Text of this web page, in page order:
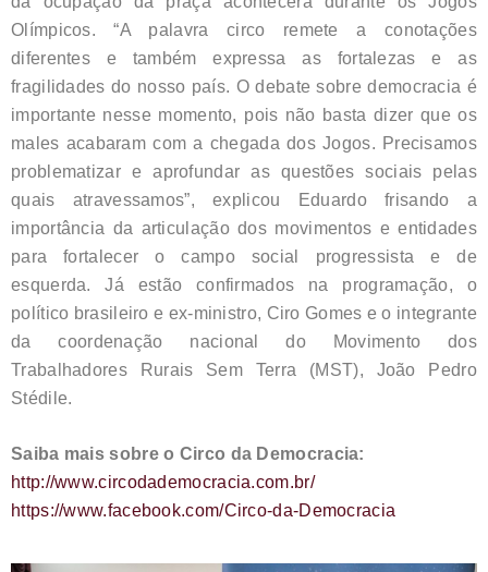
Olímpicos. “A palavra circo remete a conotações
diferentes e também expressa as fortalezas e as
fragilidades do nosso país. O debate sobre democracia é
importante nesse momento, pois não basta dizer que os
males acabaram com a chegada dos Jogos. Precisamos
problematizar e aprofundar as questões sociais pelas
quais atravessamos”, explicou Eduardo frisando a
importância da articulação dos movimentos e entidades
para fortalecer o campo social progressista e de
esquerda. Já estão confirmados na programação, o
político brasileiro e ex-ministro, Ciro Gomes e o integrante
da coordenação nacional do Movimento dos
Trabalhadores Rurais Sem Terra (MST), João Pedro
Stédile.
Saiba mais sobre o Circo da Democracia:
http://www.circodademocracia.com.br/
https://www.facebook.com/Circo-da-Democracia